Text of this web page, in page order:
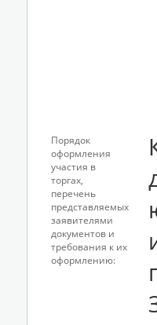
Порядок
оформления
участия в
торгах,
перечень
представляемых
заявителями
документов и
требования к их
оформлению: